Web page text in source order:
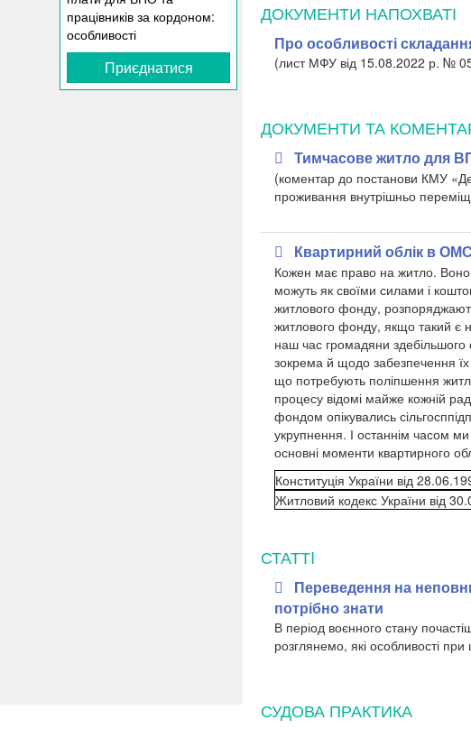
Приєднатися
ДОКУМЕНТИ НАПОХВАТІ
Про особливості
(лист МФУ від 15.08.2022 р. №
ДОКУМЕНТИ ТА
Тимчасове житло для
(коментар до постанови КМУ
проживання внутрішньо
Квартирний облік в
Кожен має право на житло. Воно
можуть як своїми силами і
житлового фонду,
житлового фонду, якщо такий є
наш час громадяни здебільшого
зокрема й щодо забезпечення
що потребують поліпшення
процесу відомі майже кожній
фондом опікувались
укрупнення. І останнім часом
основні моменти квартирного
Конституція України від
Житловий кодекс України від
СТАТТI
Переведення на
потрібно знати
В період воєнного стану
розглянемо, які особливості
СУДОВА ПРАКТИКА